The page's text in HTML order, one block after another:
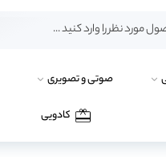
صوتی و تصویری
کادویی